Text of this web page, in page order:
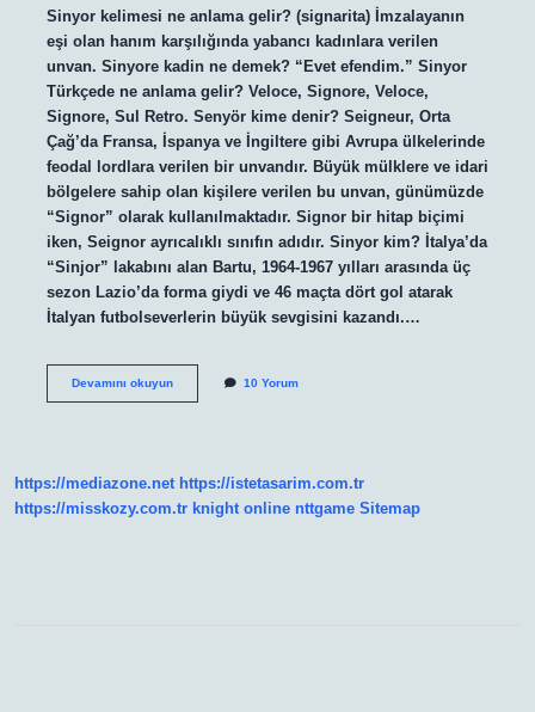
Sinyor kelimesi ne anlama gelir? (signarita) İmzalayanın
eşi olan hanım karşılığında yabancı kadınlara verilen
unvan. Sinyore kadin ne demek? “Evet efendim.” Sinyor
Türkçede ne anlama gelir? Veloce, Signore, Veloce,
Signore, Sul Retro. Senyör kime denir? Seigneur, Orta
Çağ’da Fransa, İspanya ve İngiltere gibi Avrupa ülkelerinde
feodal lordlara verilen bir unvandır. Büyük mülklere ve idari
bölgelere sahip olan kişilere verilen bu unvan, günümüzde
“Signor” olarak kullanılmaktadır. Signor bir hitap biçimi
iken, Seignor ayrıcalıklı sınıfın adıdır. Sinyor kim? İtalya’da
“Sinjor” lakabını alan Bartu, 1964-1967 yılları arasında üç
sezon Lazio’da forma giydi ve 46 maçta dört gol atarak
İtalyan futbolseverlerin büyük sevgisini kazandı.…
Devamını okuyunSinyor
10 Yorum
https://mediazone.net https://istetasarim.com.tr
https://misskozy.com.tr knight online nttgame Sitemap